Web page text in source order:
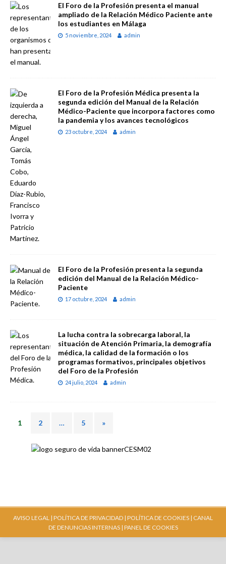
El Foro de la Profesión presenta el manual
ampliado de la Relación Médico Paciente ante
los estudiantes en Málaga
5 noviembre, 2024 admin
El Foro de la Profesión Médica presenta la
segunda edición del Manual de la Relación
Médico-Paciente que incorpora factores como
la pandemia y los avances tecnológicos
23 octubre, 2024 admin
El Foro de la Profesión presenta la segunda
edición del Manual de la Relación Médico-
Paciente
17 octubre, 2024 admin
La lucha contra la sobrecarga laboral, la
situación de Atención Primaria, la demografía
médica, la calidad de la formación o los
programas formativos, principales objetivos
del Foro de la Profesión
24 julio, 2024 admin
1 2 … 5 »
AVISO LEGAL | POLÍTICA DE PRIVACIDAD | POLÍTICA DE COOKIES | CANAL
DE DENUNCIAS INTERNAS| PANEL DE COOKIES